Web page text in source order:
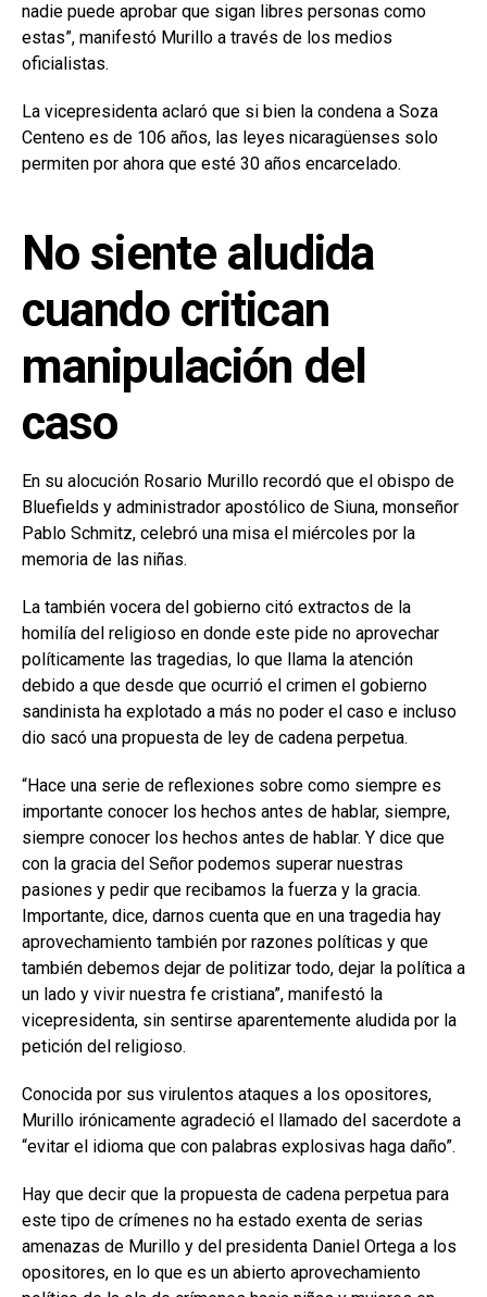
nadie puede aprobar que sigan libres personas como
estas”, manifestó Murillo a través de los medios
oficialistas.
La vicepresidenta aclaró que si bien la condena a Soza
Centeno es de 106 años, las leyes nicaragüenses solo
permiten por ahora que esté 30 años encarcelado.
No siente aludida
cuando critican
manipulación del
caso
En su alocución Rosario Murillo recordó que el obispo de
Bluefields y administrador apostólico de Siuna, monseñor
Pablo Schmitz, celebró una misa el miércoles por la
memoria de las niñas.
La también vocera del gobierno citó extractos de la
homilía del religioso en donde este pide no aprovechar
políticamente las tragedias, lo que llama la atención
debido a que desde que ocurrió el crimen el gobierno
sandinista ha explotado a más no poder el caso e incluso
dio sacó una propuesta de ley de cadena perpetua.
“Hace una serie de reflexiones sobre como siempre es
importante conocer los hechos antes de hablar, siempre,
siempre conocer los hechos antes de hablar. Y dice que
con la gracia del Señor podemos superar nuestras
pasiones y pedir que recibamos la fuerza y la gracia.
Importante, dice, darnos cuenta que en una tragedia hay
aprovechamiento también por razones políticas y que
también debemos dejar de politizar todo, dejar la política a
un lado y vivir nuestra fe cristiana”, manifestó la
vicepresidenta, sin sentirse aparentemente aludida por la
petición del religioso.
Conocida por sus virulentos ataques a los opositores,
Murillo irónicamente agradeció el llamado del sacerdote a
“evitar el idioma que con palabras explosivas haga daño”.
Hay que decir que la propuesta de cadena perpetua para
este tipo de crímenes no ha estado exenta de serias
amenazas de Murillo y del presidenta Daniel Ortega a los
opositores, en lo que es un abierto aprovechamiento